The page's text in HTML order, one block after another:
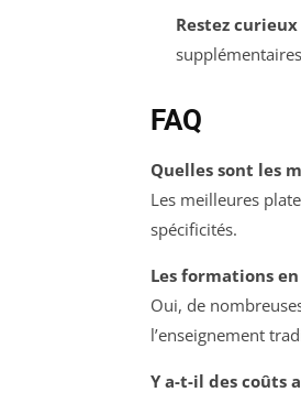
Restez curieux
FAQ
Quelles sont les
Les meilleures
spécificités.
Les formations
Oui, de
l’enseignement
Y a-t-il des coûts